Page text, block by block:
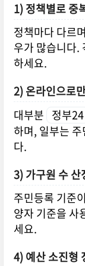
1) 정책별로 중
정책마다 다르
우가 많습니다.
하세요.
2) 온라인으로
대부분 정부24
하며, 일부는
다.
3) 가구원 수 산
주민등록 기준
양자 기준을 사
세요.
4) 예산 소진형